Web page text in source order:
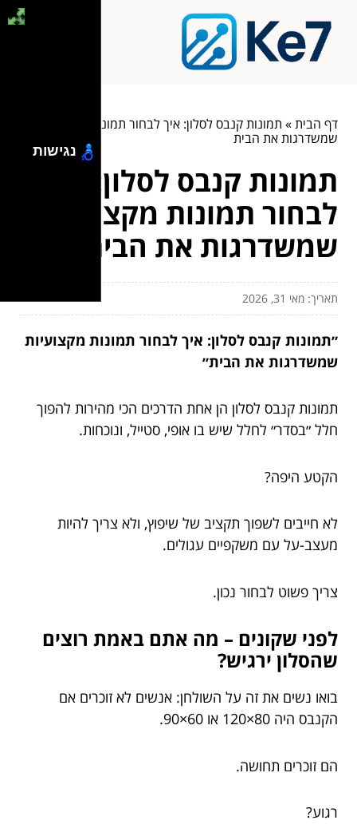
דף הבית» תמונות קנבס לסלון: איך לבחור תמונות מקצועיות
שמשדרגות את הבית
תמונות קנבס לסלון: איך
לבחור תמונות מקצועיות
שמשדרגות את הבית
תאריך: מאי 31, 2026
״תמונות קנבס לסלון: איך לבחור תמונות מקצועיות
שמשדרגות את הבית״
תמונות קנבס לסלון הן אחת הדרכים הכי מהירות להפוך
חלל ״בסדר״ לחלל שיש בו אופי, סטייל, ונוכחות.
הקטע היפה?
לא חייבים לשפוך תקציב של שיפוץ, ולא צריך להיות
מעצב-על עם משקפיים עגולים.
צריך פשוט לבחור נכון.
לפני שקונים – מה אתם באמת רוצים
שהסלון ירגיש?
בואו נשים את זה על השולחן: אנשים לא זוכרים אם
הקנבס היה 80×120 או 60×90.
הם זוכרים תחושה.
רגוע?
נגישות